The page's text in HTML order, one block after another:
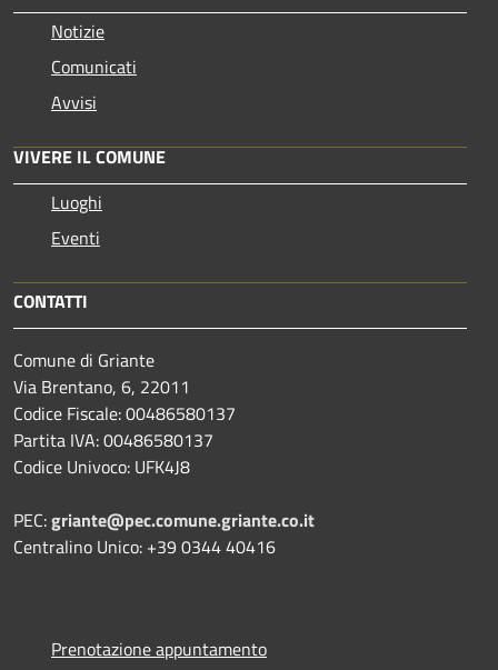
Notizie
Comunicati
Avvisi
VIVERE IL COMUNE
Luoghi
Eventi
CONTATTI
Comune di Griante
Via Brentano, 6, 22011
Codice Fiscale: 00486580137
Partita IVA: 00486580137
Codice Univoco: UFK4J8
PEC:griante@pec.comune.griante.co.it
Centralino Unico: +39 0344 40416
Prenotazione appuntamento